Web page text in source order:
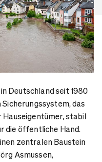
Deutschland seit 1980
das
stabil
die öffentliche Hand.
zentralen Baustein
Asmussen,